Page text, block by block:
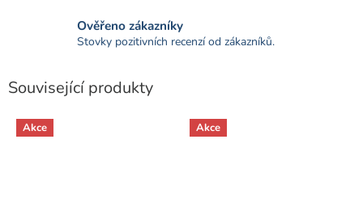
Ověřeno zákazníky
Stovky pozitivních recenzí od zákazníků.
Související produkty
Akce Akce